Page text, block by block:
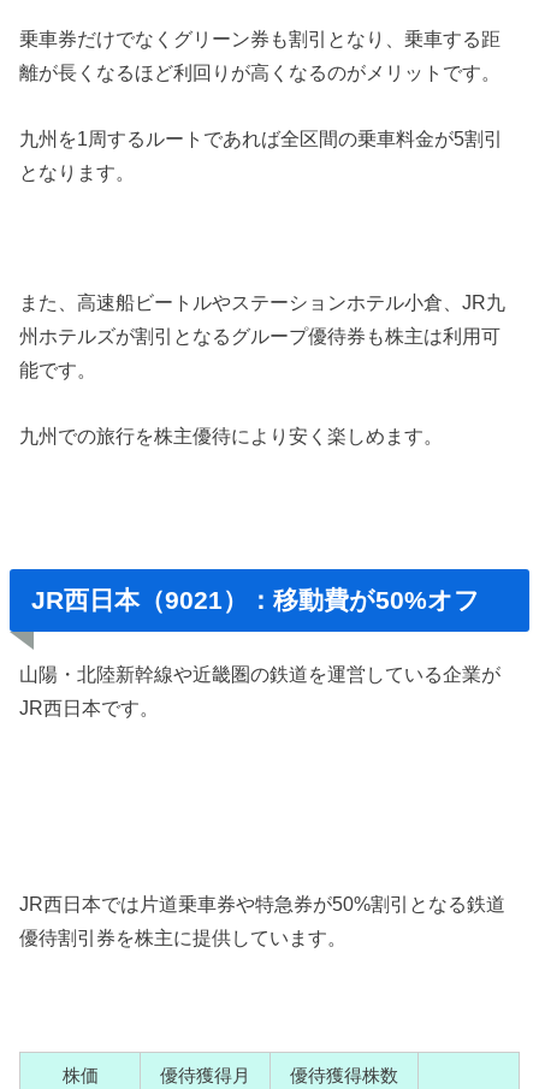
乗車券だけでなくグリーン券も割引となり、乗車する距
離が長くなるほど利回りが高くなるのがメリットです。
九州を1周するルートであれば全区間の乗車料金が5割引
となります。
また、高速船ビートルやステーションホテル小倉、JR九
州ホテルズが割引となるグループ優待券も株主は利用可
能です。
九州での旅行を株主優待により安く楽しめます。
JR西日本（9021）：移動費が50%オフ
山陽・北陸新幹線や近畿圏の鉄道を運営している企業が
JR西日本です。
JR西日本では片道乗車券や特急券が50%割引となる鉄道
優待割引券を株主に提供しています。
株価 優待獲得月 優待獲得株数